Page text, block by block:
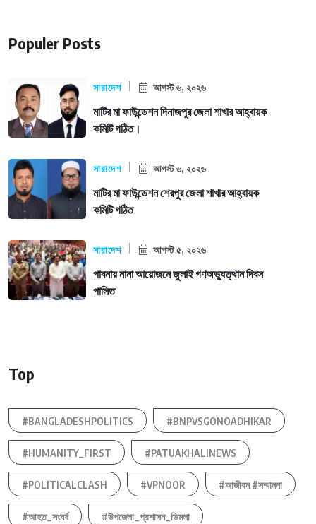
Populer Posts
সারাদেশ আগস্ট ৬, ২০২৬
মাটির মা ফাউন্ডেশন দিনাজপুর জেলা শাখার আহ্বায়ক
কমিটি গঠিত।
সারাদেশ আগস্ট ৬, ২০২৬
মাটির মা ফাউন্ডেশন শেরপুর জেলা শাখার আহ্বায়ক
কমিটি গঠিত
সারাদেশ আগস্ট ৫, ২০২৬
পাবনায় নানা আয়োজনে জুলাই গণঅভ্যুত্থান দিবস
পালিত
Top
#BANGLADESHPOLITICS #BNPVSGONOADHIKAR
#HUMANITY_FIRST #PATUAKHALINEWS
#POLITICALCLASH #VPNOOR #আজীবন #সম্মাননা
#আহত_সংঘর্ষ #উপজেলা_প্রশাসন_ডিমলা